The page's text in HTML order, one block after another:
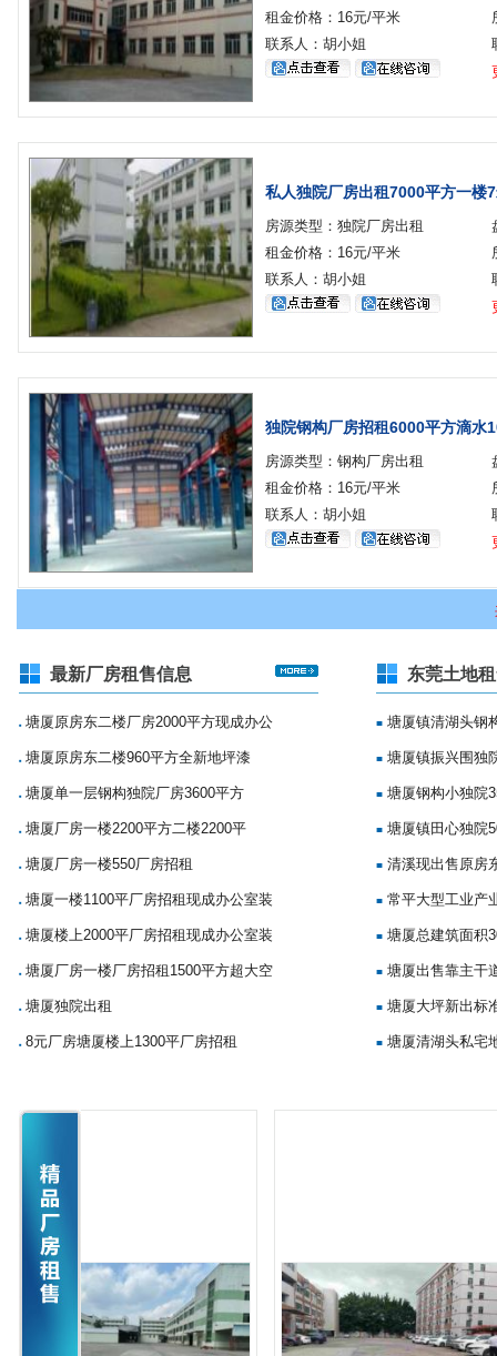
租金价格：16元/平米
联系人：胡小姐
私人独院厂房出租7000平方一楼
房源类型：独院厂房出租
租金价格：16元/平米
联系人：胡小姐
独院钢构厂房招租6000平方滴水
房源类型：钢构厂房出租
租金价格：16元/平米
联系人：胡小姐
最新厂房租售信息
■塘厦原房东二楼厂房2000平方现成办公
■塘厦原房东二楼960平方全新地坪漆
■塘厦单一层钢构独院厂房3600平方
■塘厦厂房一楼2200平方二楼2200平
■塘厦厂房一楼550厂房招租
■塘厦一楼1100平厂房招租现成办公室装
■塘厦楼上2000平厂房招租现成办公室装
■塘厦厂房一楼厂房招租1500平方超大空
■塘厦独院出租
■8元厂房塘厦楼上1300平厂房招租
东莞土地
■ 塘厦镇清湖头钢
■ 塘厦镇振兴围独
■ 塘厦钢构小独院
■ 塘厦镇田心独院
■ 清溪现出售原房
■ 常平大型工业产
■ 塘厦总建筑面积
■ 塘厦出售靠主干
■ 塘厦大坪新出标
■ 塘厦清湖头私宅